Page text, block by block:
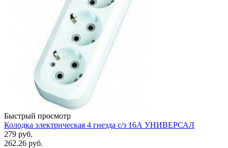
Быстрый просмотр
Колодка электрическая 4 гнезда с/з 16А УНИВЕРСАЛ
279 руб.
262.26 руб.